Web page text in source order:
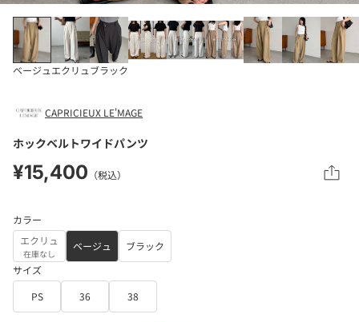
ベージュ エクリュ ブラック
CAPRICIEUX LE'MAGE
ホックベルトワイドパンツ
¥15,400 （税込）
カラー
エクリュ
在庫なし
ベージュ
ブラック
サイズ
PS
36 38